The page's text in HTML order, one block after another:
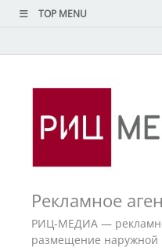
TOP MENU
Рекламное
РИЦ-МЕДИА —
размещение